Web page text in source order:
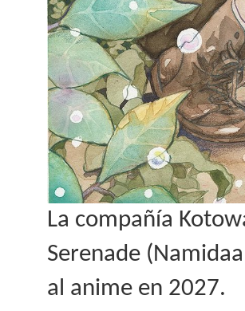
La compañía
Serenade
al anime en 2027.